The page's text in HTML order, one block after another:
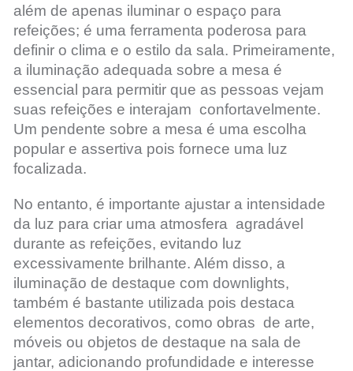
além de apenas iluminar o espaço para
refeições; é uma ferramenta poderosa para
definir o clima e o estilo da sala. Primeiramente,
a iluminação adequada sobre a mesa é
essencial para permitir que as pessoas vejam
suas refeições e interajam confortavelmente.
Um pendente sobre a mesa é uma escolha
popular e assertiva pois fornece uma luz
focalizada.
No entanto, é importante ajustar a intensidade
da luz para criar uma atmosfera agradável
durante as refeições, evitando luz
excessivamente brilhante. Além disso, a
iluminação de destaque com downlights,
também é bastante utilizada pois destaca
elementos decorativos, como obras de arte,
móveis ou objetos de destaque na sala de
jantar, adicionando profundidade e interesse